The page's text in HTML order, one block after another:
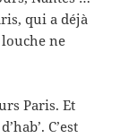
qui a déjà
ne
Paris. Et
C’est